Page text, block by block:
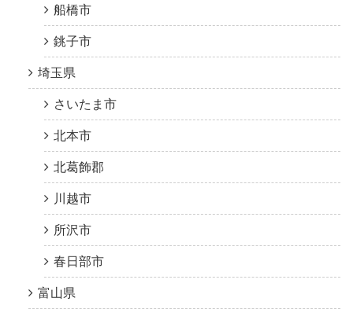
船橋市
銚子市
埼玉県
さいたま市
北本市
北葛飾郡
川越市
所沢市
春日部市
富山県